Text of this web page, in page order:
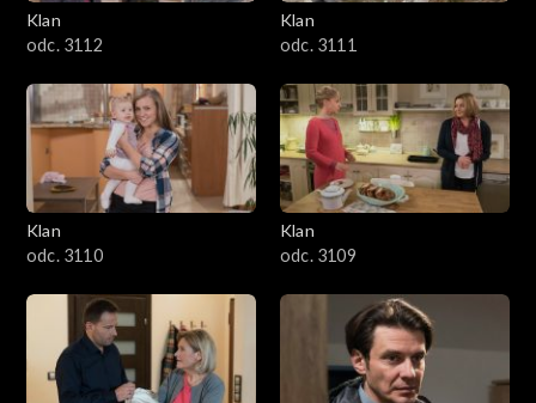
Klan
odc. 3112
Klan
odc. 3111
Klan
odc. 3110
Klan
odc. 3109